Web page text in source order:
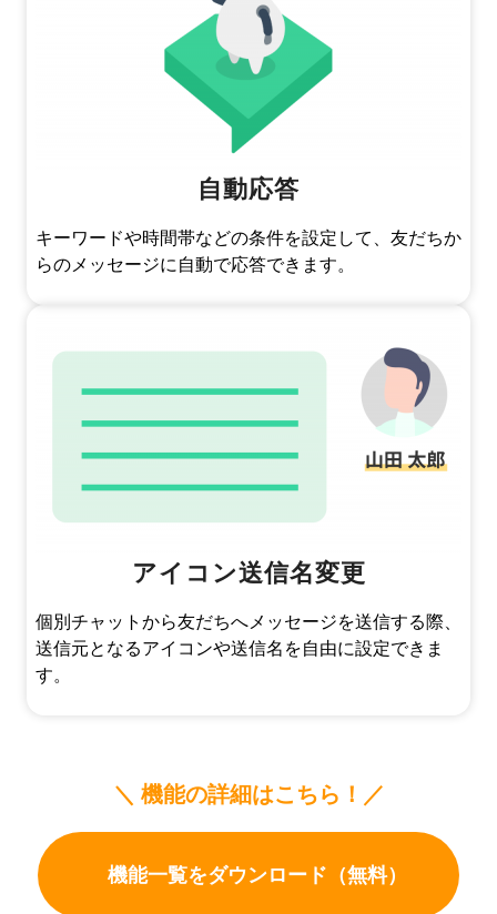
自動応答
キーワードや時間帯などの条件を設定して、友だちか
らのメッセージに自動で応答できます。
アイコン送信名変更
個別チャットから友だちへメッセージを送信する際、
送信元となるアイコンや送信名を自由に設定できま
す。
＼ 機能の詳細はこちら！／
機能一覧をダウンロード（無料）